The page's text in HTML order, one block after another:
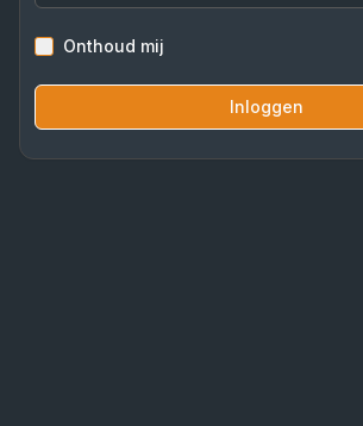
Onthoud mij
Inloggen